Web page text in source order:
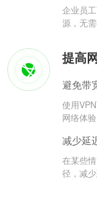
企业员
源，无
提高
避免带
使用
网络体验
减少延
在某些
径，减